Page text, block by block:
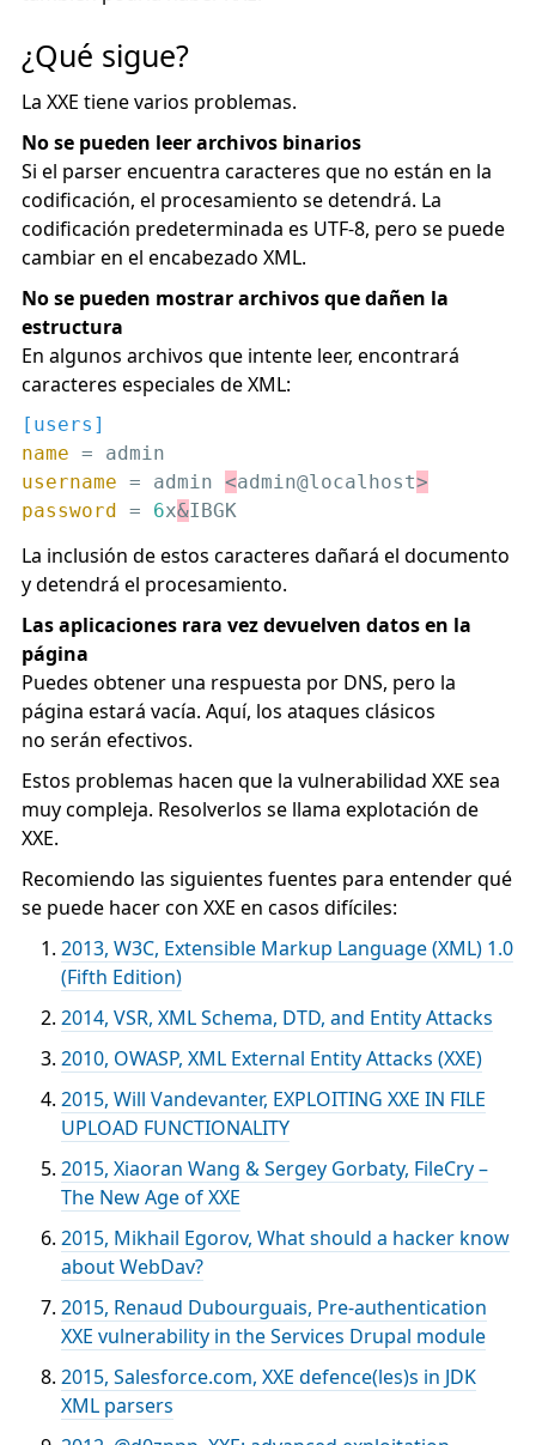
¿Qué sigue?
La XXE tiene varios problemas.
No se pueden leer archivos binarios
Si el parser encuentra caracteres que no están en la
codificación, el procesamiento se detendrá. La
codificación predeterminada es UTF-8, pero se puede
cambiar en el encabezado XML.
No se pueden mostrar archivos que dañen la
estructura
En algunos archivos que intente leer, encontrará
caracteres especiales de XML:
[users]
name
username = admin <admin@localhost>
password = 6x&IBGK
La inclusión de estos caracteres dañará el documento
y detendrá el procesamiento.
Las aplicaciones rara vez devuelven datos en la
página
Puedes obtener una respuesta por DNS, pero la
página estará vacía. Aquí, los ataques clásicos
no serán efectivos.
Estos problemas hacen que la vulnerabilidad XXE sea
muy compleja. Resolverlos se llama explotación de
XXE.
Recomiendo las siguientes fuentes para entender qué
se puede hacer con XXE en casos difíciles:
2013, W3C, Extensible Markup Language (XML) 1.0
(Fifth Edition)
2014, VSR, XML Schema, DTD, and Entity Attacks
2010, OWASP, XML External Entity Attacks (XXE)
2015, Will Vandevanter, EXPLOITING XXE IN FILE
UPLOAD FUNCTIONALITY
2015, Xiaoran Wang & Sergey Gorbaty, FileCry –
The New Age of XXE
2015, Mikhail Egorov, What should a hacker know
about WebDav?
2015, Renaud Dubourguais, Pre-authentication
XXE vulnerability in the Services Drupal module
2015, Salesforce.com, XXE defence(les)s in JDK
XML parsers